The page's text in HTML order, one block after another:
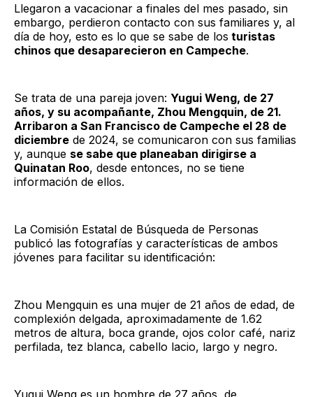
Llegaron a vacacionar a finales del mes pasado, sin
embargo, perdieron contacto con sus familiares y, al
día de hoy, esto es lo que se sabe de los turistas
chinos que desaparecieron en Campeche.
Se trata de una pareja joven: Yugui Weng, de 27
años, y su acompañante, Zhou Mengquin, de 21.
Arribaron a San Francisco de Campeche el 28 de
diciembre de 2024, se comunicaron con sus familias
y, aunque se sabe que planeaban dirigirse a
Quinatan Roo, desde entonces, no se tiene
información de ellos.
La Comisión Estatal de Búsqueda de Personas
publicó las fotografías y características de ambos
jóvenes para facilitar su identificación:
Zhou Mengquin es una mujer de 21 años de edad, de
complexión delgada, aproximadamente de 1.62
metros de altura, boca grande, ojos color café, nariz
perfilada, tez blanca, cabello lacio, largo y negro.
Yugui Weng es un hombre de 27 años, de